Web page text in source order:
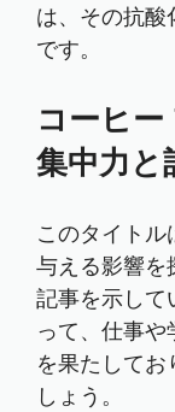
は、その抗酸
です。
コーヒ
集中力と
このタイト
与える影響を
記事を示して
って、仕事
を果たしてお
しょう。